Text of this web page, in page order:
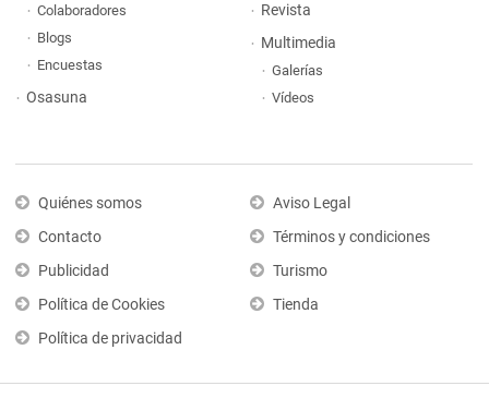
Colaboradores
Blogs
Encuestas
Osasuna
Revista
Multimedia
Galerías
Vídeos
Quiénes somos
Contacto
Publicidad
Política de Cookies
Política de privacidad
Aviso Legal
Términos y condiciones
Turismo
Tienda